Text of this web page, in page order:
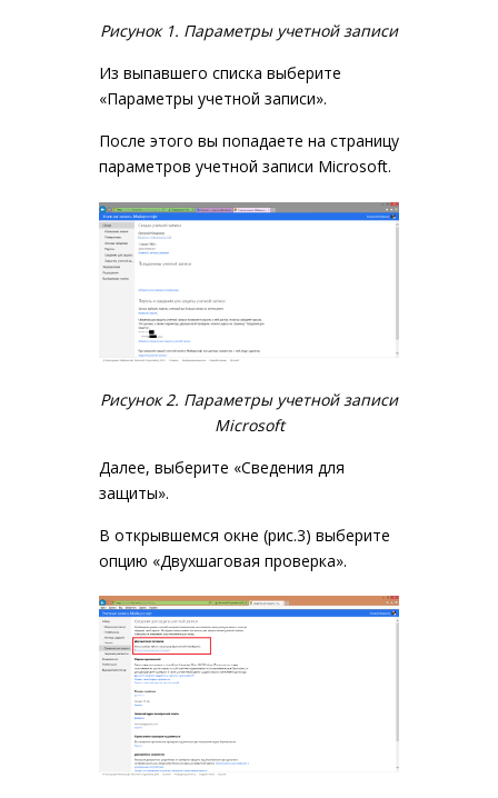
Рисунок 1. Параметры учетной записи
Из выпавшего списка выберите
«Параметры учетной записи».
После этого вы попадаете на страницу
параметров учетной записи Microsoft.
Рисунок 2. Параметры учетной записи
Microsoft
Далее, выберите «Сведения для
защиты».
В открывшемся окне (рис.3) выберите
опцию «Двухшаговая проверка».